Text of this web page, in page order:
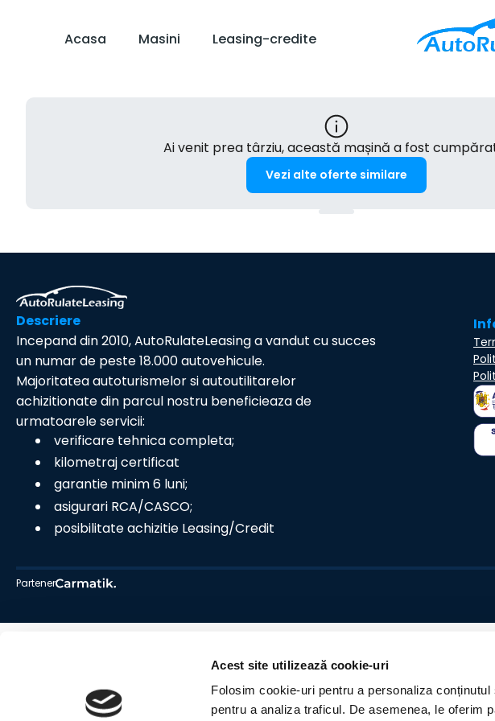
Acest site utilizează cookie-uri
Folosim cookie-uri pentru a personaliza
pentru a analiza traficul. De asemenea, le oferim
Acasa Masini Leasing-credite
Ai venit prea târziu, această mașină a fost
Vezi alte oferte similare
Descriere
Incepand din 2010, AutoRulateLeasing a vandut cu succes
un numar de peste 18.000 autovehicule.
Majoritatea autoturismelor si autoutilitarelor
achizitionate din parcul nostru beneficieaza de
urmatoarele servicii:
verificare tehnica completa;
kilometraj certificat
garantie minim 6 luni;
asigurari RCA/CASCO;
posibilitate achizitie Leasing/Credit
Partener